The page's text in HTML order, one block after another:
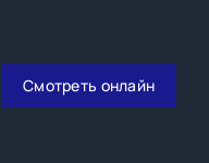
Смотреть онлайн